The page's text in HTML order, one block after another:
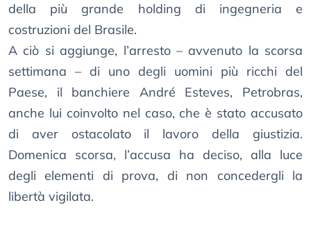
della più grande holding di ingegneria e
costruzioni del Brasile.
A ciò si aggiunge, l’arresto – avvenuto la scorsa
settimana – di uno degli uomini più ricchi del
Paese, il banchiere André Esteves, Petrobras,
anche lui coinvolto nel caso, che è stato accusato
di aver ostacolato il lavoro della giustizia.
Domenica scorsa, l’accusa ha deciso, alla luce
degli elementi di prova, di non concedergli la
libertà vigilata.